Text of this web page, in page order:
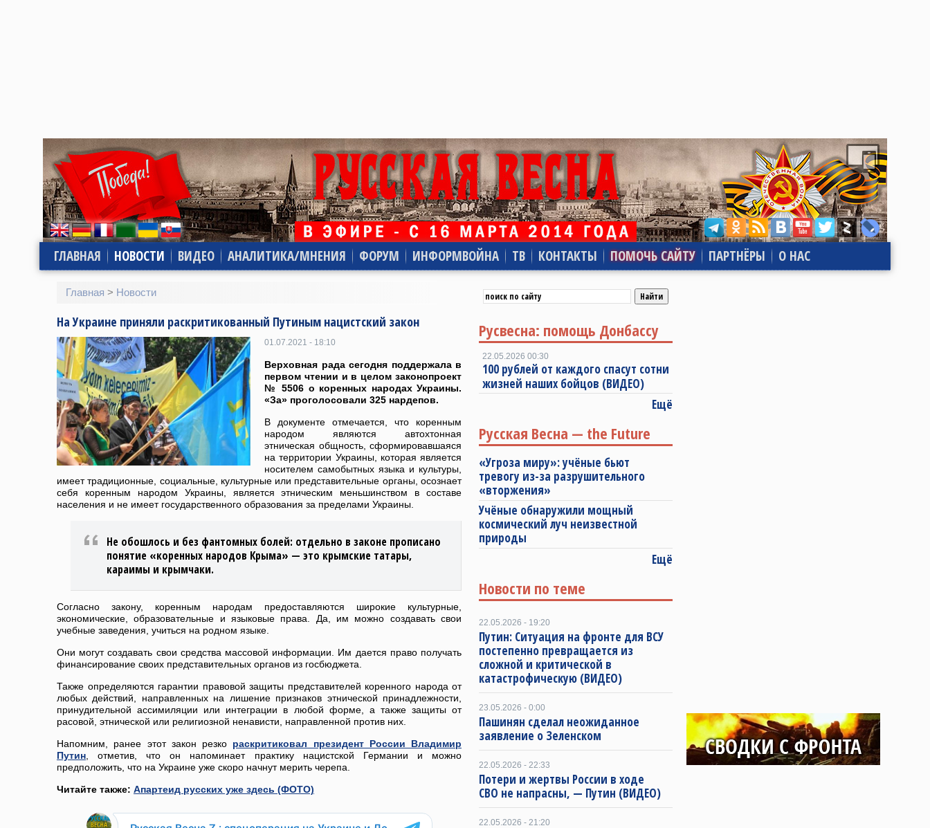
ГЛАВНАЯ НОВОСТИ ВИДЕО АНАЛИТИКА/МНЕНИЯ ФОРУМ ИНФОРМВОЙНА ТВ КОНТАКТЫ ПОМОЧЬ САЙТУ ПАРТНЁРЫ О НАС
Главная > Новости
На Украине приняли раскритикованный Путиным нацистский закон
01.07.2021 - 18:10
Верховная рада сегодня поддержала в
первом чтении и в целом законопроект
№ 5506 о коренных народах Украины.
«За» проголосовали 325 нардепов.
В документе отмечается, что коренным
народом являются автохтонная
этническая общность, сформировавшаяся
на территории Украины, которая является
носителем самобытных языка и культуры,
имеет традиционные, социальные, культурные или представительные органы, осознает
себя коренным народом Украины, является этническим меньшинством в составе
населения и не имеет государственного образования за пределами Украины.
Не обошлось и без фантомных болей: отдельно в законе прописано
понятие «коренных народов Крыма» — это крымские татары,
караимы и крымчаки.
Согласно закону, коренным народам предоставляются широкие культурные,
экономические, образовательные и языковые права. Да, им можно создавать свои
учебные заведения, учиться на родном языке.
Они могут создавать свои средства массовой информации. Им дается право получать
финансирование своих представительных органов из госбюджета.
Также определяются гарантии правовой защиты представителей коренного народа от
любых действий, направленных на лишение признаков этнической принадлежности,
принудительной ассимиляции или интеграции в любой форме, а также защиты от
расовой, этнической или религиозной ненависти, направленной против них.
Напомним, ранее этот закон резко раскритиковал президент России Владимир
Путин , отметив, что он напоминает практику нацистской Германии и можно
предположить, что на Украине уже скоро начнут мерить черепа.
Читайте также: Апартеид русских уже здесь (ФОТО)
Русвесна: помощь Донбассу
22.05.2026 00:30
100 рублей от каждого спасут сотни
жизней наших бойцов (ВИДЕО)
Ещё
Русская Весна — the Future
«Угроза миру»: учёные бьют
тревогу из-за разрушительного
«вторжения»
Учёные обнаружили мощный
космический луч неизвестной
природы
Ещё
Новости по теме
22.05.2026 - 19:20
Путин: Ситуация на фронте для ВСУ
постепенно превращается из
сложной и критической в
катастрофическую (ВИДЕО)
23.05.2026 - 0:00
Пашинян сделал неожиданное
заявление о Зеленском
22.05.2026 - 22:33
Потери и жертвы России в ходе
СВО не напрасны, — Путин (ВИДЕО)
22.05.2026 - 21:20